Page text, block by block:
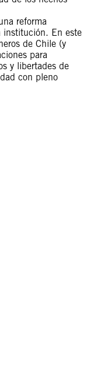
reforma
institución. En este
de Chile (y
para
y libertades de
con pleno